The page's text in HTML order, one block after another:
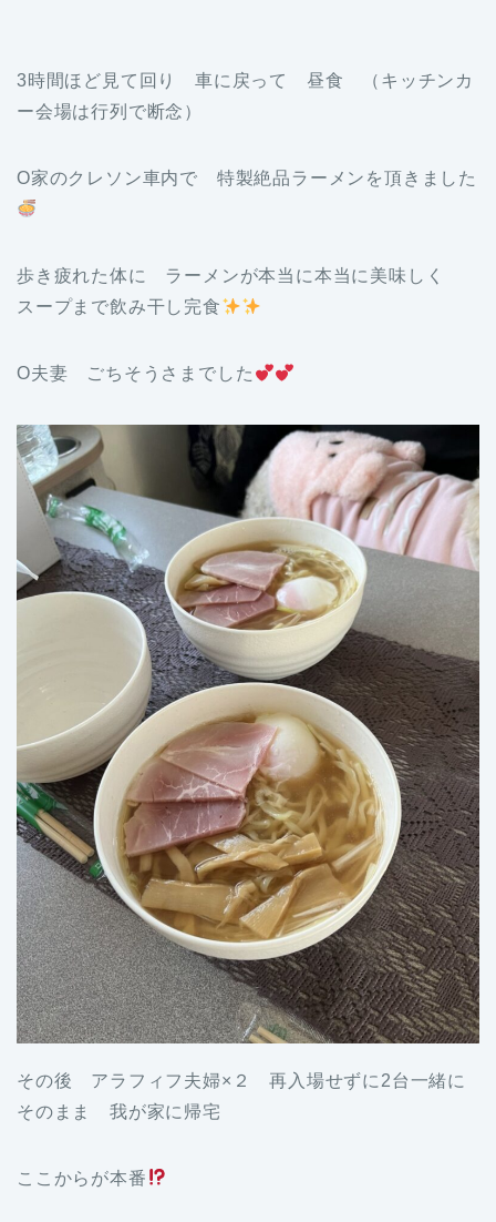
3時間ほど見て回り 車に戻って 昼食 （キッチンカ
ー会場は行列で断念）
O家のクレソン車内で 特製絶品ラーメンを頂きました
歩き疲れた体に ラーメンが本当に本当に美味しく
スープまで飲み干し完食
O夫妻 ごちそうさまでした
その後 アラフィフ夫婦×２ 再入場せずに2台一緒に
そのまま 我が家に帰宅
ここからが本番